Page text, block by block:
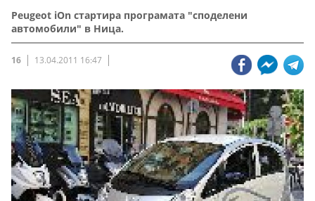
Peugeot iOn стартира програмата "споделени
автомобили" в Ница.
16 13.04.2011 16:47